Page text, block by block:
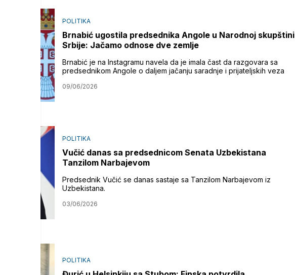
POLITIKA
Brnabić ugostila predsednika Angole u Narodnoj skupštini
Srbije: Jačamo odnose dve zemlje
Brnabić je na Instagramu navela da je imala čast da razgovara sa
predsednikom Angole o daljem jačanju saradnje i prijateljskih veza
09/06/2026
POLITIKA
Vučić danas sa predsednicom Senata Uzbekistana
Tanzilom Narbajevom
Predsednik Vučić se danas sastaje sa Tanzilom Narbajevom iz
Uzbekistana.
03/06/2026
POLITIKA